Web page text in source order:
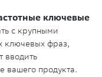
ключевые
с крупными
ключевых фраз,
вводить
вашего продукта.